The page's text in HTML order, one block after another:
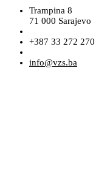
Trampina 8
71 000 Sarajevo
+387 33 272 270
info@vzs.ba